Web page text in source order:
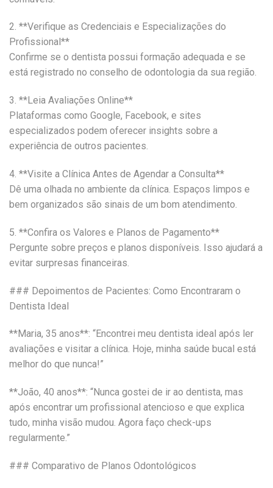
2. **Verifique as Credenciais e Especializações do
Profissional**
Confirme se o dentista possui formação adequada e se
está registrado no conselho de odontologia da sua região.
3. **Leia Avaliações Online**
Plataformas como Google, Facebook, e sites
especializados podem oferecer insights sobre a
experiência de outros pacientes.
4. **Visite a Clínica Antes de Agendar a Consulta**
Dê uma olhada no ambiente da clínica. Espaços limpos e
bem organizados são sinais de um bom atendimento.
5. **Confira os Valores e Planos de Pagamento**
Pergunte sobre preços e planos disponíveis. Isso ajudará a
evitar surpresas financeiras.
### Depoimentos de Pacientes: Como Encontraram o
Dentista Ideal
**Maria, 35 anos**: “Encontrei meu dentista ideal após ler
avaliações e visitar a clínica. Hoje, minha saúde bucal está
melhor do que nunca!”
**João, 40 anos**: “Nunca gostei de ir ao dentista, mas
após encontrar um profissional atencioso e que explica
tudo, minha visão mudou. Agora faço check-ups
regularmente.”
### Comparativo de Planos Odontológicos